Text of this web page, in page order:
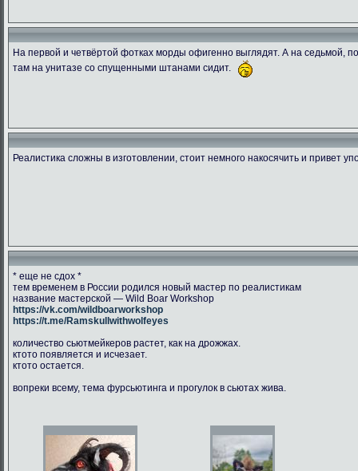
266.47 Kb.
Скачано: 76
204.42 Kb.
Скачано: 78
134.03
На первой и четвёртой фотках морды офигенно выглядят. А на седьмой,
там на унитазе со спущенными штанами сидит.
Реалистика сложны в изготовлении, стоит немного накосячить и привет
* еще не сдох *
тем временем в России родился новый мастер по реалистикам
название мастерской — Wild Boar Workshop
https://vk.com/wildboarworkshop
https://t.me/Ramskullwithwolfeyes
количество сьютмейкеров растет, как на дрожжах.
ктото появляется и исчезает.
ктото остается.
вопреки всему, тема фурсьютинга и прогулок в сьютах жива.